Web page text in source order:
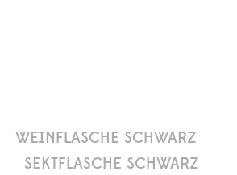
WEINFLASCHE SCHWARZ
SEKTFLASCHE SCHWARZ